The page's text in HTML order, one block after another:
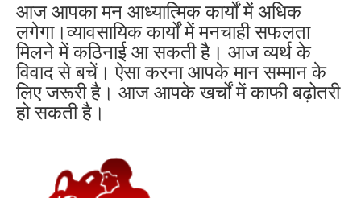
आज आपका मन आध्यात्मिक कार्यों में अधिक
लगेगा।व्यावसायिक कार्यों में मनचाही सफलता
मिलने में कठिनाई आ सकती है। आज व्यर्थ के
विवाद से बचें। ऐसा करना आपके मान सम्मान के
लिए जरूरी है। आज आपके खर्चों में काफी बढ़ोतरी
हो सकती है।